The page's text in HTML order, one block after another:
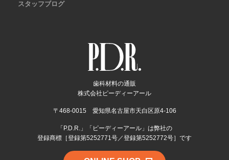
歯科材料の通販
株式会社ピーディーアール
〒468-0015 愛知県名古屋市天白区原4-106
「P.D.R.」「ピーディーアール」は弊社の
登録商標［登録第5252771号／登録第5252772号］です
スタッフブログ